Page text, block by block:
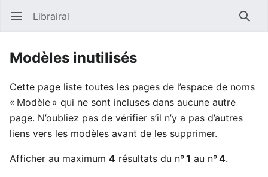
Ouvrir le menu principal Librairal
Modèles inutilisés
Cette page liste toutes les pages de l’espace de noms
« Modèle » qui ne sont incluses dans aucune autre
page. N’oubliez pas de vérifier s’il n’y a pas d’autres
liens vers les modèles avant de les supprimer.
Afficher au maximum 4 résultats du nº1 au nº4.